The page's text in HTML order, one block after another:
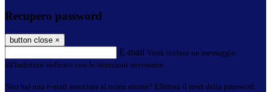
Recupero password
button close ×
E-mail Verrà inviato un messaggio
all'indirizzo indicato con le istruzioni necessarie.
Non hai una e-mail associata al nome utente? Effettua il reset della password